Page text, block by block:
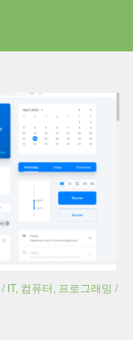
/ IT, 컴퓨터, 프로그래밍 /